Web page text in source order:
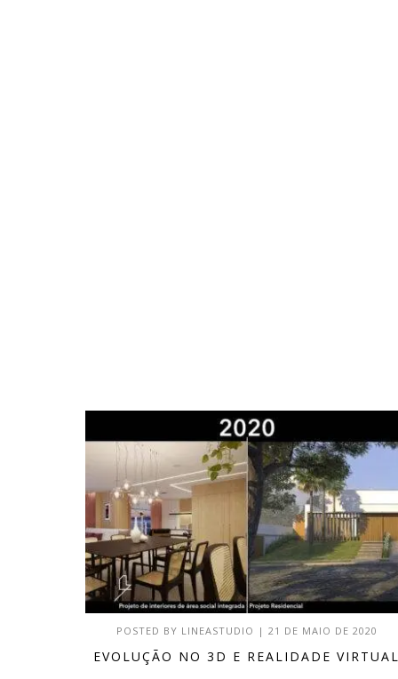
POSTED BY LINEASTUDIO | 21 DE MAIO DE 2020
EVOLUÇÃO NO 3D E REALIDADE